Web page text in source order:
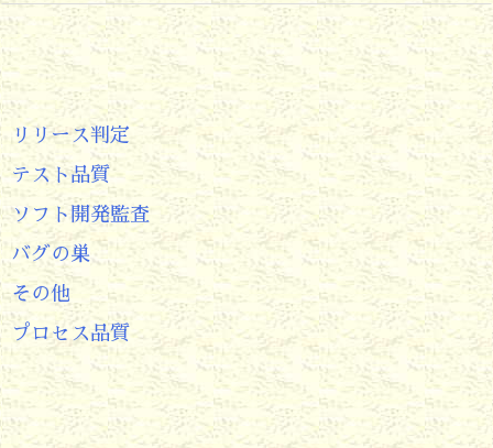
リリース判定
テスト品質
ソフト開発監査
バグの巣
その他
プロセス品質